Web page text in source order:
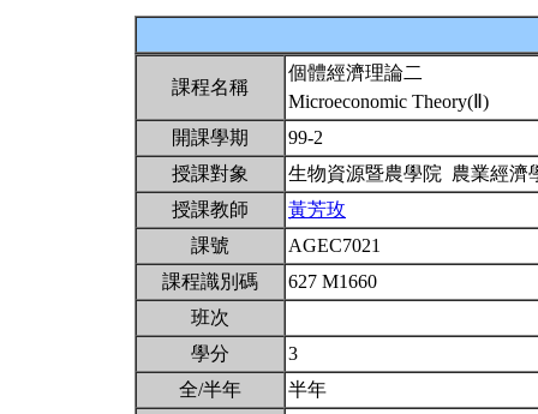
課程名稱
個體經濟理論二
Microeconomic Theory(Ⅱ)
開課學期
99-2
授課對象
生物資源暨農學院 農業經
授課教師
黃芳玫
課號
AGEC7021
課程識別碼
627 M1660
班次
學分
3
全/半年
半年